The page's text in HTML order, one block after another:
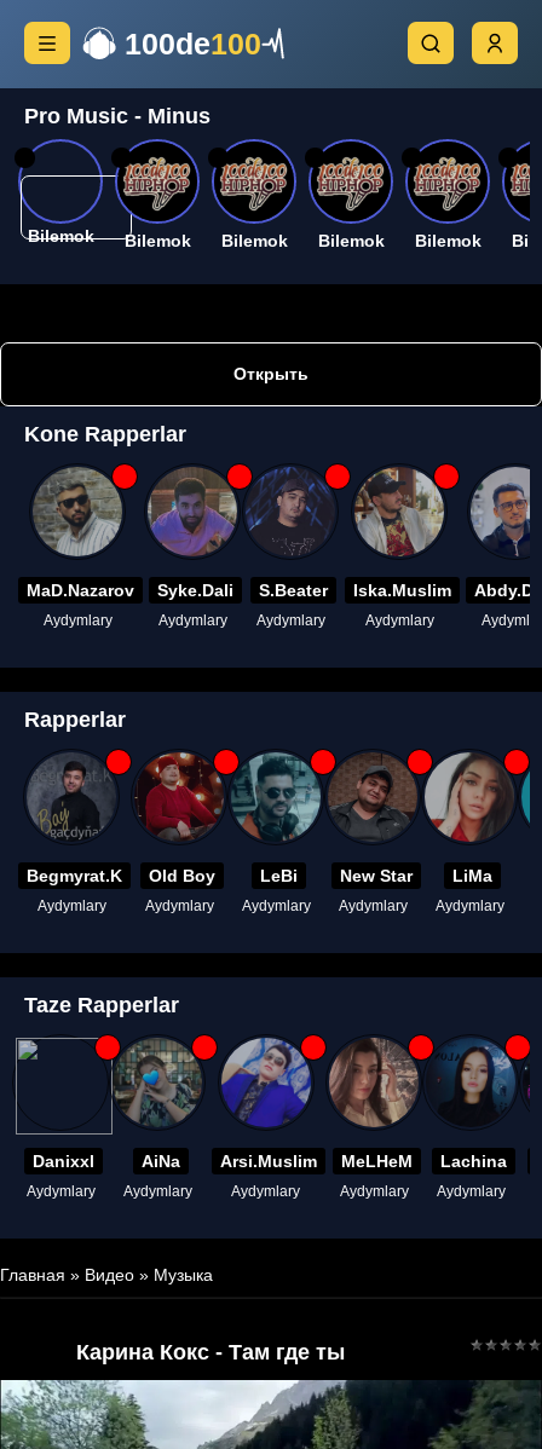
100de100
Pro Music - Minus
Bilemok Bilemok Bilemok Bilemok Bilemok
Открыть
Kone Rapperlar
MaD.Nazarov
Aydymlary
Syke.Dali
Aydymlary
S.Beater
Aydymlary
Iska.Muslim
Aydymlary
Rapperlar
Begmyrat.K
Aydymlary
Old Boy
Aydymlary
LeBi
Aydymlary
New Star
Aydymlary
LiMa
Aydymlary
Taze Rapperlar
Danixxl
Aydymlary
AiNa
Aydymlary
Arsi.Muslim
Aydymlary
MeLHeM
Aydymlary
Lachina
Aydymlary
Главная » Видео » Музыка
Карина Кокс - Там где ты